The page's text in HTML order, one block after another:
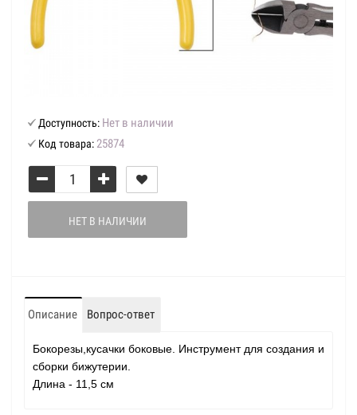
Доступность: Нет в наличии
Код товара: 25874
НЕТ В НАЛИЧИИ
Описание Вопрос-ответ
Бокорезы,кусачки боковые. Инструмент для создания и
сборки бижутерии.
Длина - 11,5 см